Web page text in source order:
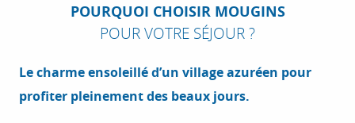
POURQUOI CHOISIR MOUGINS
POUR VOTRE SÉJOUR ?
Le charme ensoleillé d’un village azuréen pour
profiter pleinement des beaux jours.